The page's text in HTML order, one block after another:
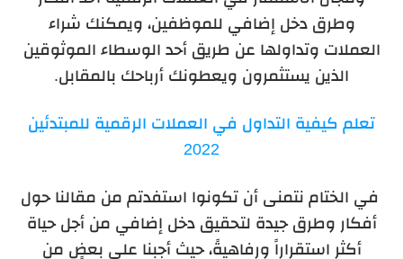
وطرق دخل إضافي للموظفين، ويمكنك شراء
العملات وتداولها عن طريق أحد الوسطاء الموثوقين
الذين يستثمرون ويعطونك أرباحك بالمقابل.
تعلم كيفية التداول في العملات الرقمية للمبتدئين
2022
في الختام نتمنى أن تكونوا استفدتم من مقالنا حول
أفكار وطرق جيدة لتحقيق دخل إضافي من أجل حياة
أكثر استقراراً ورفاهيةً، حيث أجبنا على بعضٍ من